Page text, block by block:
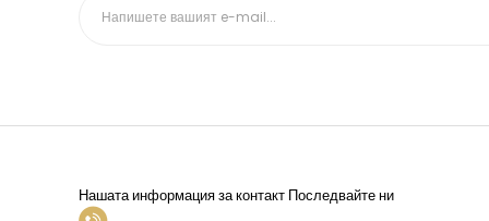
Нашата информация за контакт Последвайте ни